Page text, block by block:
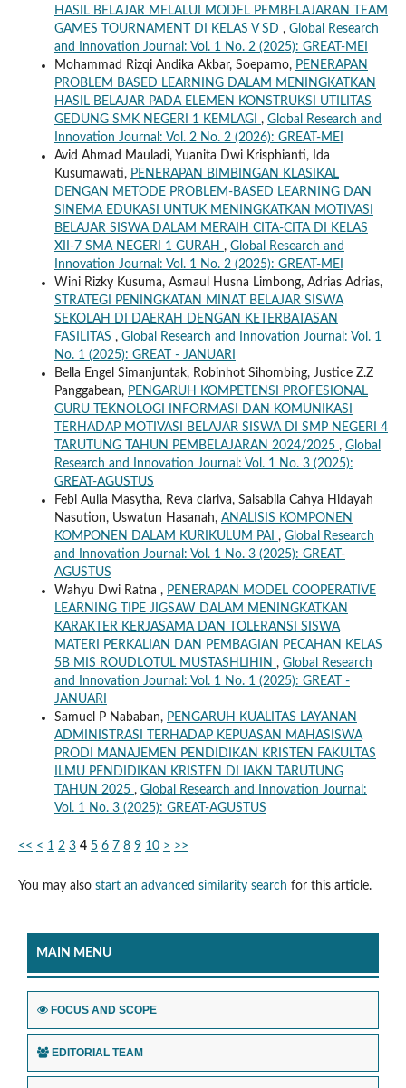
HASIL BELAJAR MELALUI MODEL PEMBELAJARAN TEAM
GAMES TOURNAMENT DI KELAS V SD , Global Research
and Innovation Journal: Vol. 1 No. 2 (2025): GREAT-MEI
Mohammad Rizqi Andika Akbar, Soeparno, PENERAPAN
PROBLEM BASED LEARNING DALAM MENINGKATKAN
HASIL BELAJAR PADA ELEMEN KONSTRUKSI UTILITAS
GEDUNG SMK NEGERI 1 KEMLAGI , Global Research and
Innovation Journal: Vol. 2 No. 2 (2026): GREAT-MEI
Avid Ahmad Mauladi, Yuanita Dwi Krisphianti, Ida
Kusumawati, PENERAPAN BIMBINGAN KLASIKAL
DENGAN METODE PROBLEM-BASED LEARNING DAN
SINEMA EDUKASI UNTUK MENINGKATKAN MOTIVASI
BELAJAR SISWA DALAM MERAIH CITA-CITA DI KELAS
XII-7 SMA NEGERI 1 GURAH , Global Research and
Innovation Journal: Vol. 1 No. 2 (2025): GREAT-MEI
Wini Rizky Kusuma, Asmaul Husna Limbong, Adrias Adrias,
STRATEGI PENINGKATAN MINAT BELAJAR SISWA
SEKOLAH DI DAERAH DENGAN KETERBATASAN
FASILITAS , Global Research and Innovation Journal: Vol. 1
No. 1 (2025): GREAT - JANUARI
Bella Engel Simanjuntak, Robinhot Sihombing, Justice Z.Z
Panggabean, PENGARUH KOMPETENSI PROFESIONAL
GURU TEKNOLOGI INFORMASI DAN KOMUNIKASI
TERHADAP MOTIVASI BELAJAR SISWA DI SMP NEGERI 4
TARUTUNG TAHUN PEMBELAJARAN 2024/2025 , Global
Research and Innovation Journal: Vol. 1 No. 3 (2025):
GREAT-AGUSTUS
Febi Aulia Masytha, Reva clariva, Salsabila Cahya Hidayah
Nasution, Uswatun Hasanah, ANALISIS KOMPONEN
KOMPONEN DALAM KURIKULUM PAI , Global Research
and Innovation Journal: Vol. 1 No. 3 (2025): GREAT-
AGUSTUS
Wahyu Dwi Ratna , PENERAPAN MODEL COOPERATIVE
LEARNING TIPE JIGSAW DALAM MENINGKATKAN
KARAKTER KERJASAMA DAN TOLERANSI SISWA
MATERI PERKALIAN DAN PEMBAGIAN PECAHAN KELAS
5B MIS ROUDLOTUL MUSTASHLIHIN , Global Research
and Innovation Journal: Vol. 1 No. 1 (2025): GREAT -
JANUARI
Samuel P Nababan, PENGARUH KUALITAS LAYANAN
ADMINISTRASI TERHADAP KEPUASAN MAHASISWA
PRODI MANAJEMEN PENDIDIKAN KRISTEN FAKULTAS
ILMU PENDIDIKAN KRISTEN DI IAKN TARUTUNG
TAHUN 2025 , Global Research and Innovation Journal:
Vol. 1 No. 3 (2025): GREAT-AGUSTUS
<< < 1 2 3 4 5 6 7 8 9 10 > >>
You may also start an advanced similarity search for this article.
MAIN MENU
FOCUS AND SCOPE
EDITORIAL TEAM